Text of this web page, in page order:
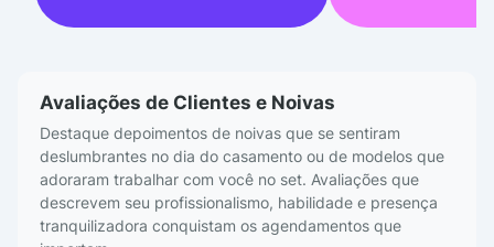
Avaliações de Clientes e Noivas
Destaque depoimentos de noivas que se sentiram
deslumbrantes no dia do casamento ou de modelos que
adoraram trabalhar com você no set. Avaliações que
descrevem seu profissionalismo, habilidade e presença
tranquilizadora conquistam os agendamentos que